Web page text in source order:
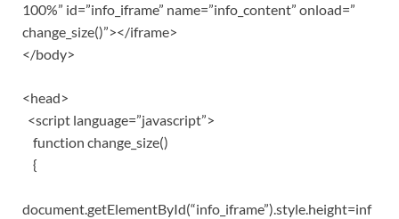
100%” id=”info_iframe” name=”info_content” onload=”
change_size()”></iframe>
</body>
<head>
<script language=”javascript”>
function change_size()
{
document.getElementById(“info_iframe”).style.height=inf